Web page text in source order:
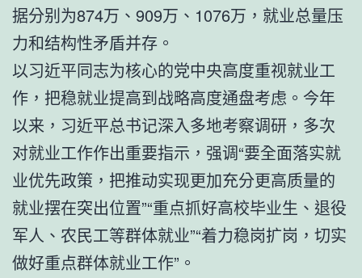
据分别为874万、909万、1076万，就业总量压
力和结构性矛盾并存。
以习近平同志为核心的党中央高度重视就业工
作，把稳就业提高到战略高度通盘考虑。今年
以来，习近平总书记深入多地考察调研，多次
对就业工作作出重要指示，强调“要全面落实就
业优先政策，把推动实现更加充分更高质量的
就业摆在突出位置”“重点抓好高校毕业生、退役
军人、农民工等群体就业”“着力稳岗扩岗，切实
做好重点群体就业工作”。